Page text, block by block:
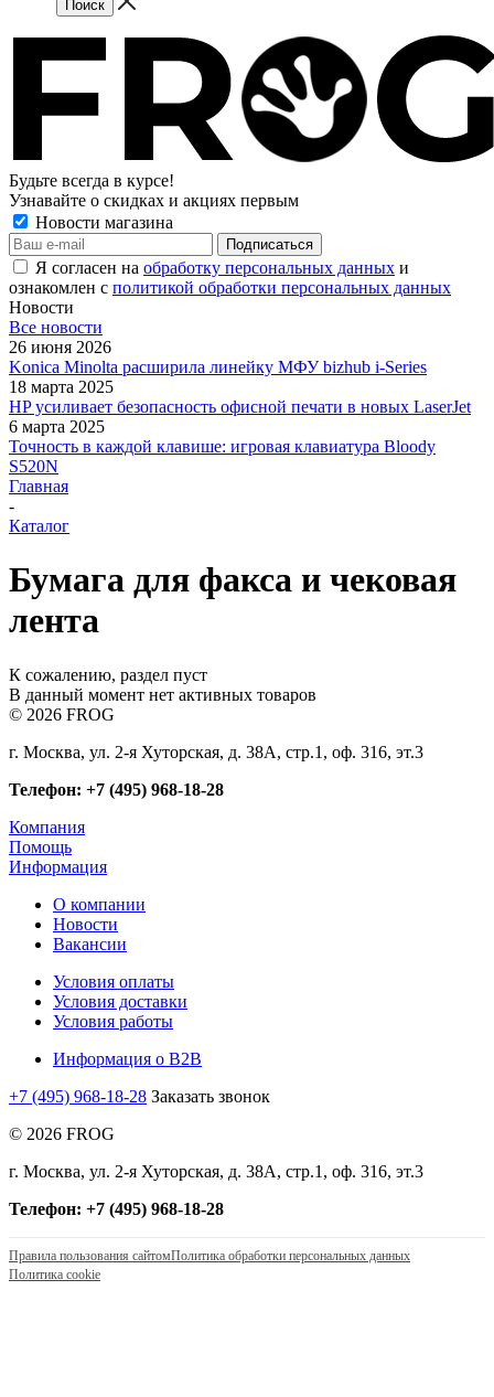
Будьте всегда в курсе!
Узнавайте о скидках и акциях первым
Новости магазина
Я согласен на обработку персональных данных и
ознакомлен с политикой обработки персональных данных
Новости
Все новости
26 июня 2026
Konica Minolta расширила линейку МФУ bizhub i-Series
18 марта 2025
HP усиливает безопасность офисной печати в новых LaserJet
6 марта 2025
Точность в каждой клавише: игровая клавиатура Bloody
S520N
Главная
-
Каталог
Бумага для факса и чековая
лента
К сожалению, раздел пуст
В данный момент нет активных товаров
© 2026 FROG
г. Москва, ул. 2-я Хуторская, д. 38А, стр.1, оф. 316, эт.3
Телефон: +7 (495) 968-18-28
Компания
Помощь
Информация
О компании
Новости
Вакансии
Условия оплаты
Условия доставки
Условия работы
Информация о B2B
+7 (495) 968-18-28 Заказать звонок
© 2026 FROG
г. Москва, ул. 2-я Хуторская, д. 38А, стр.1, оф. 316, эт.3
Телефон: +7 (495) 968-18-28
Правила пользования сайтомПолитика обработки персональных данных
Политика cookie